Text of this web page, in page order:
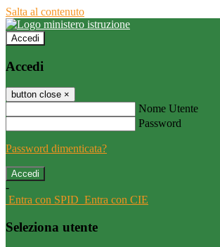
Salta al contenuto
Accedi
Accedi
button close ×
Nome Utente
Password
Password dimenticata?
-
Entra con SPID Entra con CIE
Seleziona utente